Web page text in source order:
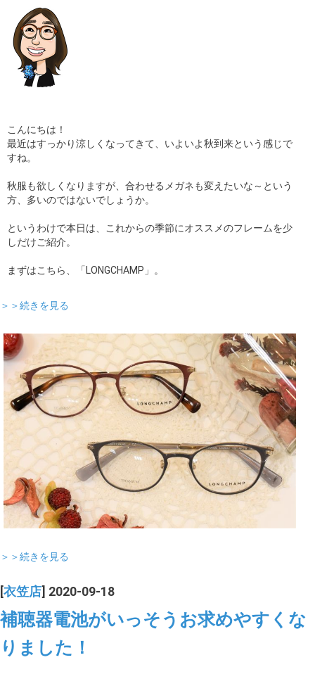
こんにちは！
最近はすっかり涼しくなってきて、いよいよ秋到来という感じで
すね。
秋服も欲しくなりますが、合わせるメガネも変えたいな～という
方、多いのではないでしょうか。
というわけで本日は、これからの季節にオススメのフレームを少
しだけご紹介。
まずはこちら、「LONGCHAMP」。
＞＞続きを見る
＞＞続きを見る
衣笠店 ] 2020-09-18
補聴器電池がいっそうお求めやすくな
りました！